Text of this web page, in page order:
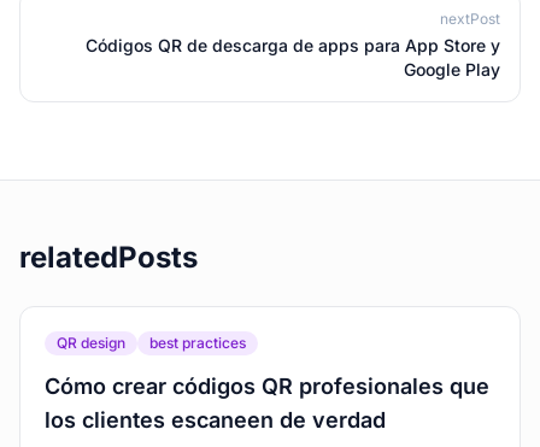
nextPost
Códigos QR de descarga de apps para App Store y
Google Play
relatedPosts
QR design best practices
Cómo crear códigos QR profesionales que
los clientes escaneen de verdad